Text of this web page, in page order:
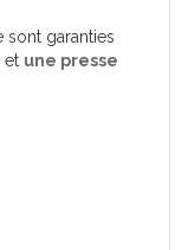
garanties
et une presse